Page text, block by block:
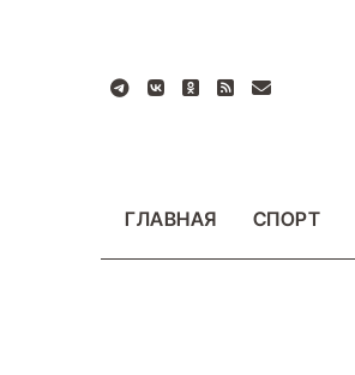
содержанию
ГЛАВНАЯ СПОРТ